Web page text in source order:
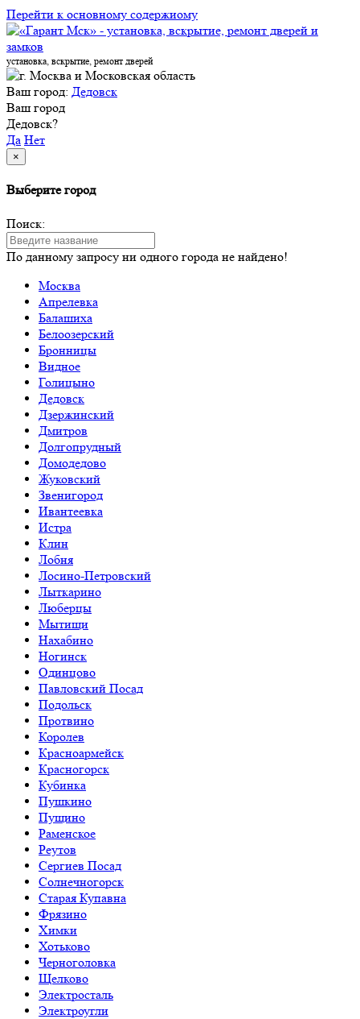
Перейти к основному содержиому
установка, вскрытие, ремонт дверей
Ваш город: Дедовск
Ваш город
Дедовск?
Да Нет
×
Выберите город
Поиск:
По данному запросу ни одного города не найдено!
Москва
Апрелевка
Балашиха
Белоозерский
Бронницы
Видное
Голицыно
Дедовск
Дзержинский
Дмитров
Долгопрудный
Домодедово
Жуковский
Звенигород
Ивантеевка
Истра
Клин
Лобня
Лосино-Петровский
Лыткарино
Люберцы
Мытищи
Нахабино
Ногинск
Одинцово
Павловский Посад
Подольск
Протвино
Королев
Красноармейск
Красногорск
Кубинка
Пушкино
Пущино
Раменское
Реутов
Сергиев Посад
Солнечногорск
Старая Купавна
Фрязино
Химки
Хотьково
Черноголовка
Щелково
Электросталь
Электроугли